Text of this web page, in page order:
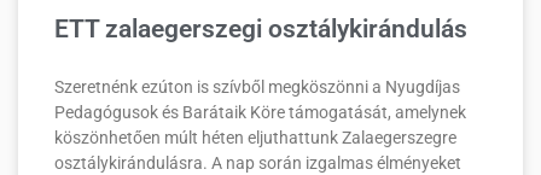
ETT zalaegerszegi osztálykirándulás
Szeretnénk ezúton is szívből megköszönni a Nyugdíjas
Pedagógusok és Barátaik Köre támogatását, amelynek
köszönhetően múlt héten eljuthattunk Zalaegerszegre
osztálykirándulásra. A nap során izgalmas élményeket